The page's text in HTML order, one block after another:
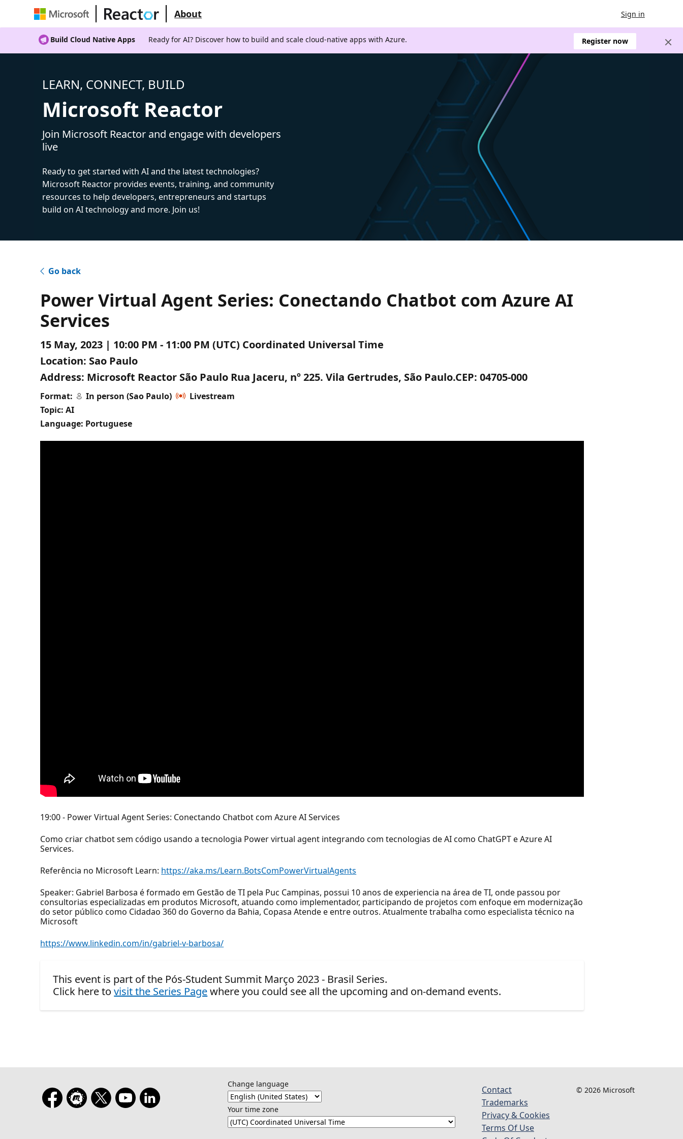
About Sign in
Build Cloud Native Apps Ready for AI? Discover how to build and scale cloud-native apps with Azure. Register now
LEARN, CONNECT, BUILD
Microsoft Reactor
Join Microsoft Reactor and engage with developers
live
Ready to get started with AI and the latest technologies?
Microsoft Reactor provides events, training, and community
resources to help developers, entrepreneurs and startups
build on AI technology and more. Join us!
Go back
Power Virtual Agent Series: Conectando Chatbot com Azure AI
Services
15 May, 2023 | 10:00 PM - 11:00 PM (UTC) Coordinated Universal Time
Location: Sao Paulo
Address: Microsoft Reactor São Paulo Rua Jaceru, nº 225. Vila Gertrudes, São Paulo.CEP: 04705-000
Format: In person (Sao Paulo)
Livestream
Topic: AI
Language: Portuguese
19:00 - Power Virtual Agent Series: Conectando Chatbot com Azure AI Services
Como criar chatbot sem código usando a tecnologia Power virtual agent integrando com tecnologias de AI como ChatGPT e Azure AI
Services.
Referência no Microsoft Learn: https://aka.ms/Learn.BotsComPowerVirtualAgents
Speaker: Gabriel Barbosa é formado em Gestão de TI pela Puc Campinas, possui 10 anos de experiencia na área de TI, onde passou por
consultorias especializadas em produtos Microsoft, atuando como implementador, participando de projetos com enfoque em modernização
do setor público como Cidadao 360 do Governo da Bahia, Copasa Atende e entre outros. Atualmente trabalha como especialista técnico na
Microsoft
https://www.linkedin.com/in/gabriel-v-barbosa/
This event is part of the Pós-Student Summit Março 2023 - Brasil Series.
Click here tovisit the Series Pagewhere you could see all the upcoming and on-demand events.
Change language
Your time zone
Contact
Trademarks
Privacy & Cookies
Terms Of Use
© 2026 Microsoft